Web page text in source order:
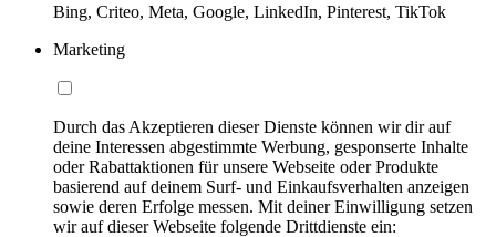
Bing, Criteo, Meta, Google, LinkedIn, Pinterest, TikTok
Marketing
Durch das Akzeptieren dieser Dienste können wir dir auf
deine Interessen abgestimmte Werbung, gesponserte Inhalte
oder Rabattaktionen für unsere Webseite oder Produkte
basierend auf deinem Surf- und Einkaufsverhalten anzeigen
sowie deren Erfolge messen. Mit deiner Einwilligung setzen
wir auf dieser Webseite folgende Drittdienste ein: